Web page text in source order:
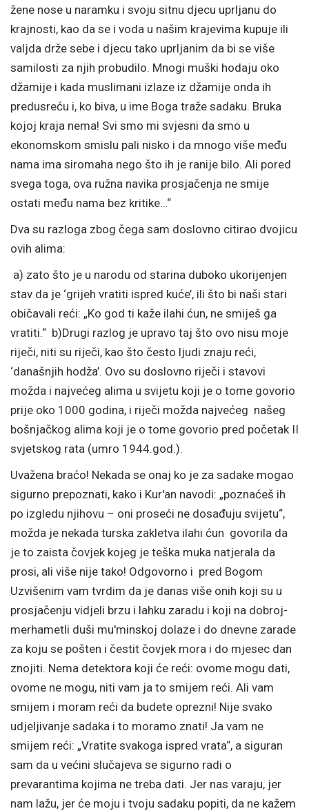
žene nose u naramku i svoju sitnu djecu uprljanu do
krajnosti, kao da se i voda u našim krajevima kupuje ili
valjda drže sebe i djecu tako uprljanim da bi se više
samilosti za njih probudilo. Mnogi muški hodaju oko
džamije i kada muslimani izlaze iz džamije onda ih
predusreću i, ko biva, u ime Boga traže sadaku. Bruka
kojoj kraja nema! Svi smo mi svjesni da smo u
ekonomskom smislu pali nisko i da mnogo više među
nama ima siromaha nego što ih je ranije bilo. Ali pored
svega toga, ova ružna navika prosjačenja ne smije
ostati među nama bez kritike…“
Dva su razloga zbog čega sam doslovno citirao dvojicu
ovih alima:
a) zato što je u narodu od starina duboko ukorijenjen
stav da je ‘grijeh vratiti ispred kuće’, ili što bi naši stari
običavali reći: „Ko god ti kaže ilahi ćun, ne smiješ ga
vratiti.“ b)Drugi razlog je upravo taj što ovo nisu moje
riječi, niti su riječi, kao što često ljudi znaju reći,
‘današnjih hodža’. Ovo su doslovno riječi i stavovi
možda i najvećeg alima u svijetu koji je o tome govorio
prije oko 1000 godina, i riječi možda najvećeg našeg
bošnjačkog alima koji je o tome govorio pred početak II
svjetskog rata (umro 1944.god.).
Uvažena braćo! Nekada se onaj ko je za sadake mogao
sigurno prepoznati, kako i Kur'an navodi: „poznaćeš ih
po izgledu njihovu – oni proseći ne dosađuju svijetu“,
možda je nekada turska zakletva ilahi ćun govorila da
je to zaista čovjek kojeg je teška muka natjerala da
prosi, ali više nije tako! Odgovorno i pred Bogom
Uzvišenim vam tvrdim da je danas više onih koji su u
prosjačenju vidjeli brzu i lahku zaradu i koji na dobroj-
merhametli duši mu'minskoj dolaze i do dnevne zarade
za koju se pošten i čestit čovjek mora i do mjesec dan
znojiti. Nema detektora koji će reći: ovome mogu dati,
ovome ne mogu, niti vam ja to smijem reći. Ali vam
smijem i moram reći da budete oprezni! Nije svako
udjeljivanje sadaka i to moramo znati! Ja vam ne
smijem reći: „Vratite svakoga ispred vrata“, a siguran
sam da u većini slučajeva se sigurno radi o
prevarantima kojima ne treba dati. Jer nas varaju, jer
nam lažu, jer će moju i tvoju sadaku popiti, da ne kažem